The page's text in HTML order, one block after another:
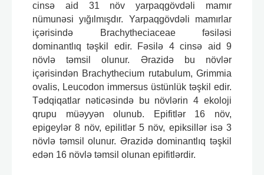
cinsə aid 31 növ yarpaqgövdəli mamır
nümunəsi yığılmışdır. Yarpaqgövdəli mamırlar
içərisində Brachytheciaceae fəsiləsi
dominantlıq təşkil edir. Fəsilə 4 cinsə aid 9
növlə təmsil olunur. Ərazidə bu növlər
içərisindən Brachythecium rutabulum, Grimmia
ovalis, Leucodon immersus üstünlük təşkil edir.
Tədqiqatlar nəticəsində bu növlərin 4 ekoloji
qrupu müəyyən olunub. Epifitlər 16 növ,
epigeylər 8 növ, epilitlər 5 növ, epiksillər isə 3
növlə təmsil olunur. Ərazidə dominantlıq təşkil
edən 16 növlə təmsil olunan epifitlərdir.